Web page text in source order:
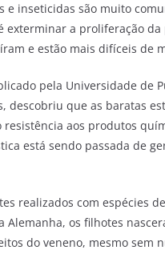
e inseticidas são muito
exterminar a proliferação da
e estão mais difíceis de
pela Universidade de
descobriu que as baratas
resistência aos produtos
está sendo passada de
realizados com espécies
Alemanha, os filhotes
do veneno, mesmo sem